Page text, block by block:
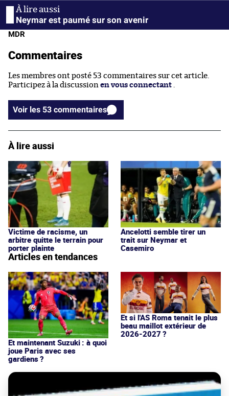
Neymar est paumé sur son avenir
MDR
Commentaires
Les membres ont posté 53 commentaires sur cet article.
Participez à la discussion en vous connectant
Voir les 53 commentaires
À lire aussi
Victime de racisme, un
arbitre quitte le terrain pour
porter plainte
Ancelotti semble tirer un
trait sur Neymar et
Casemiro
Articles en tendances
Et maintenant Suzuki : à quoi
joue Paris avec ses
gardiens ?
Et si l'AS Roma tenait le plus
beau maillot extérieur de
2026-2027 ?